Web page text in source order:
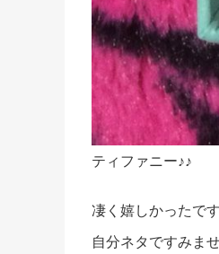
ティファニー♪♪
凄く嬉しかったです
自分ネタですみま